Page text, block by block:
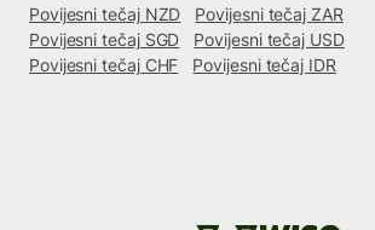
Povijesni tečaj NZD
Povijesni tečaj ZAR
Povijesni tečaj SGD
Povijesni tečaj USD
Povijesni tečaj CHF
Povijesni tečaj IDR